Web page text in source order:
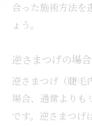
合った施術方法を
ょう。
逆さまつげの場
逆さまつげ（睫毛
場合、通常よりも
です。逆さまつげ